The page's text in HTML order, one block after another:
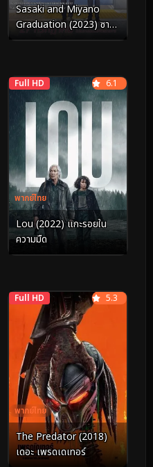
Sasaki and Miyano
Graduation (2023) ซาซา
กิกับมิยาโนะ เดอะ มูฟวี่ ภาค
Full HD
พากย์ไทย
6.1
Lou (2022) แกะรอยใน
ความมืด
Full HD
พากย์ไทย
5.3
The Predator (2018)
เดอะ เพรดเดเทอร์